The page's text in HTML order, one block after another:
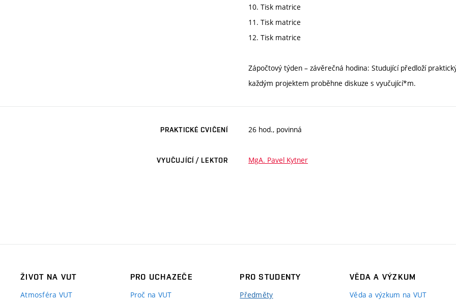
10. Tisk matrice
11. Tisk matrice
12. Tisk matrice
Zápočtový týden – závěrečná hodina: Studující předloží
každým projektem proběhne diskuze s vyučující*m.
PRAKTICKÉ CVIČENÍ 26 hod., povinná
VYUČUJÍCÍ / LEKTOR MgA. Pavel Kytner
ŽIVOT NA VUT
Atmosféra VUT
PRO UCHAZEČE
Proč na VUT
PRO STUDENTY
Předměty
VĚDA A VÝZKUM
Věda a výzkum na VUT